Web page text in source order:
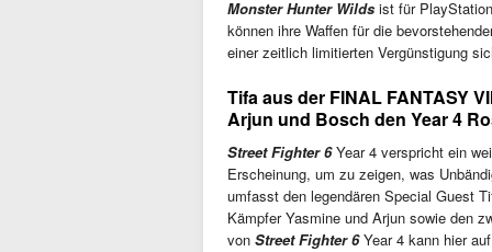
Monster Hunter Wilds ist für
können ihre Waffen für die
einer zeitlich limitierten Vergünstigung
Tifa aus der FINAL FANTASY
Arjun und Bosch den Year 4
Street Fighter 6Year 4 verspricht ein
Erscheinung, um zu zeigen, was
umfasst den legendären Special Guest
Kämpfer Yasmine und Arjun sowie den
von Street Fighter 6Year 4 kann hier